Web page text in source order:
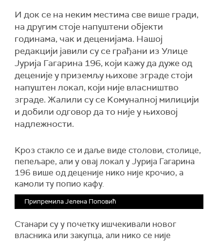
И док се на неким местима све више гради,
на другим стоје напуштени објекти
годинама, чак и деценијама. Нашој
редакцији јавили су се грађани из Улице
Јурија Гагарина 196, који кажу да дуже од
деценије у приземљу њихове зграде стоји
напуштен локал, који није власништво
зграде. Жалили су се Kомуналној милицији
и добили одговор да то није у њиховој
надлежности.
Kроз стакло се и даље виде столови, столице,
пепељаре, али у овај локал у Јурија Гагарина
196 више од деценије нико није крочио, а
камоли ту попио кафу.
Припремила Јелена Поповић
Станари су у почетку ишчекивали новог
власника или закупца, али нико се није